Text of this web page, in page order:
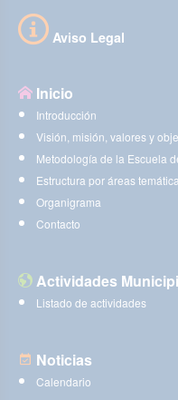
Aviso Legal
Inicio
Introducción
Visión, misión, valores y
Metodología de la Escuela
Estructura por áreas
Organigrama
Contacto
Actividades
Listado de actividades
Noticias
Calendario